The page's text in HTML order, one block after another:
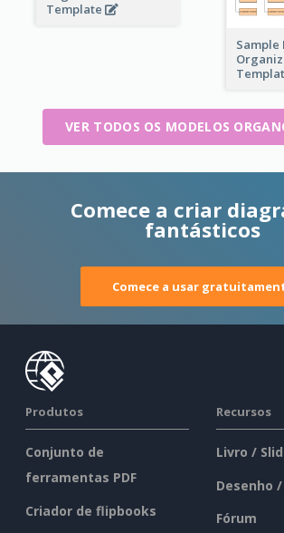
Sample
Template
VER TODOS OS MODELOS
Comece a criar
fantásticos
Comece a usar
Produtos
Conjunto de
ferramentas PDF
Criador de flipbooks
Recursos
Livro /
Desenho
Fórum